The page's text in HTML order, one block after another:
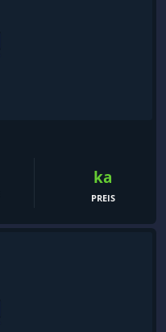
ka
PREIS